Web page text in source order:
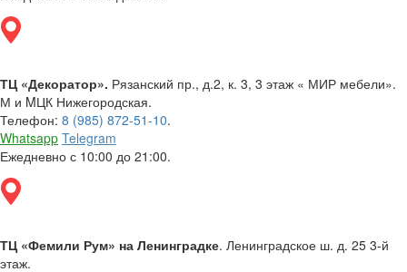
ТЦ «Декоратор». Рязанский пр., д.2, к. 3, 3 этаж « МИР мебели».
М и MЦК Нижегородская.
Телефон: 8 (985) 872-51-10.
Whatsapp Telegram
Ежедневно с 10:00 до 21:00.
ТЦ «Фемили Рум» на Ленинградке. Ленинградское ш. д. 25 3-й
этаж.